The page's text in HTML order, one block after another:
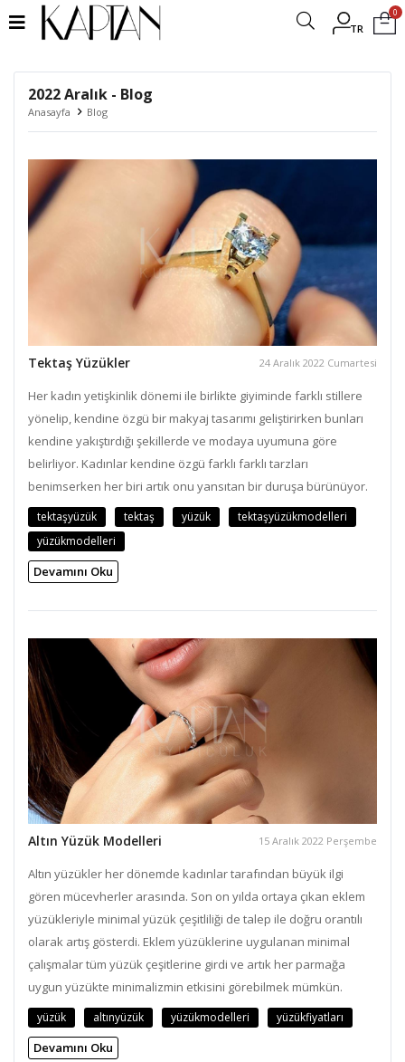
TR
0
2022 Aralık - Blog
Anasayfa Blog
Tektaş Yüzükler 24 Aralık 2022 Cumartesi
Her kadın yetişkinlik dönemi ile birlikte giyiminde farklı stillere
yönelip, kendine özgü bir makyaj tasarımı geliştirirken bunları
kendine yakıştırdığı şekillerde ve modaya uyumuna göre
belirliyor. Kadınlar kendine özgü farklı farklı tarzları
benimserken her biri artık onu yansıtan bir duruşa bürünüyor.
tektaşyüzük tektaş yüzük
tektaşyüzükmodelleri
yüzükmodelleri
Devamını Oku
Altın Yüzük Modelleri 15 Aralık 2022 Perşembe
Altın yüzükler her dönemde kadınlar tarafından büyük ilgi
gören mücevherler arasında. Son on yılda ortaya çıkan eklem
yüzükleriyle minimal yüzük çeşitliliği de talep ile doğru orantılı
olarak artış gösterdi. Eklem yüzüklerine uygulanan minimal
çalışmalar tüm yüzük çeşitlerine girdi ve artık her parmağa
uygun yüzükte minimalizmin etkisini görebilmek mümkün.
yüzük altınyüzük yüzükmodelleri yüzükfiyatları
Devamını Oku